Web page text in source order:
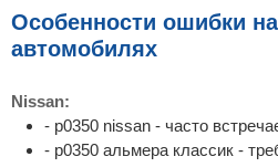
Особенности ошибки
автомобилях
Nissan:
- p0350 nissan - часто
- p0350 альмера классик -